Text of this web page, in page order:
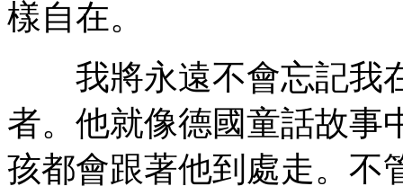
樣自在。
我將永遠不會忘記我
者。他就像德國童話故事
孩都會跟著他到處走。不